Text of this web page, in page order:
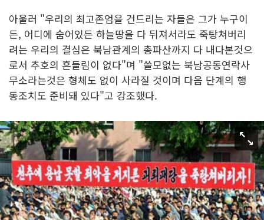
아울러 "우리의 최고존엄을 건드리는 자들은 그가 누구이
든, 어디에 숨어있든 하늘땅을 다 뒤져서라도 죽탕쳐버리
려는 우리의 결심은 북남관계의 총파산까지 다 내다본것으
로서 추호의 흔들림이 없다"며 "쓸모없는 북남공동연락사
무소라는것은 형체도 없이 사라질 것이며 다음 단계의 행
동조치도 준비돼 있다"고 강조했다.